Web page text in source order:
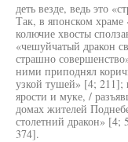
деть везде, ведь это
Так, в японском храме
колючие хвосты
«чешуйчатый дракон
страшно
ними приподнял
узкой тушей» [4; 211];
ярости и муке, /
домах жителей
столетний дракон»
374].